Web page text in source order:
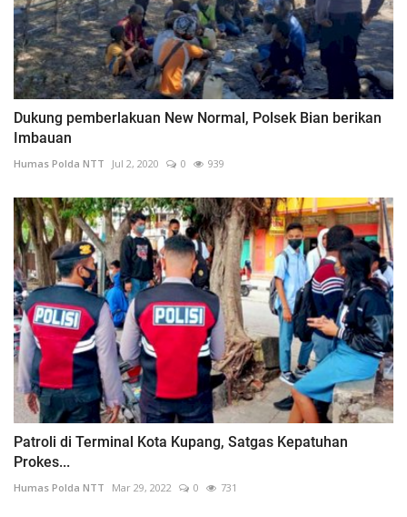
Dukung pemberlakuan New Normal, Polsek Bian berikan
Imbauan
Humas Polda NTT Jul 2, 2020 0 939
Patroli di Terminal Kota Kupang, Satgas Kepatuhan
Prokes...
Humas Polda NTT Mar 29, 2022 0 731